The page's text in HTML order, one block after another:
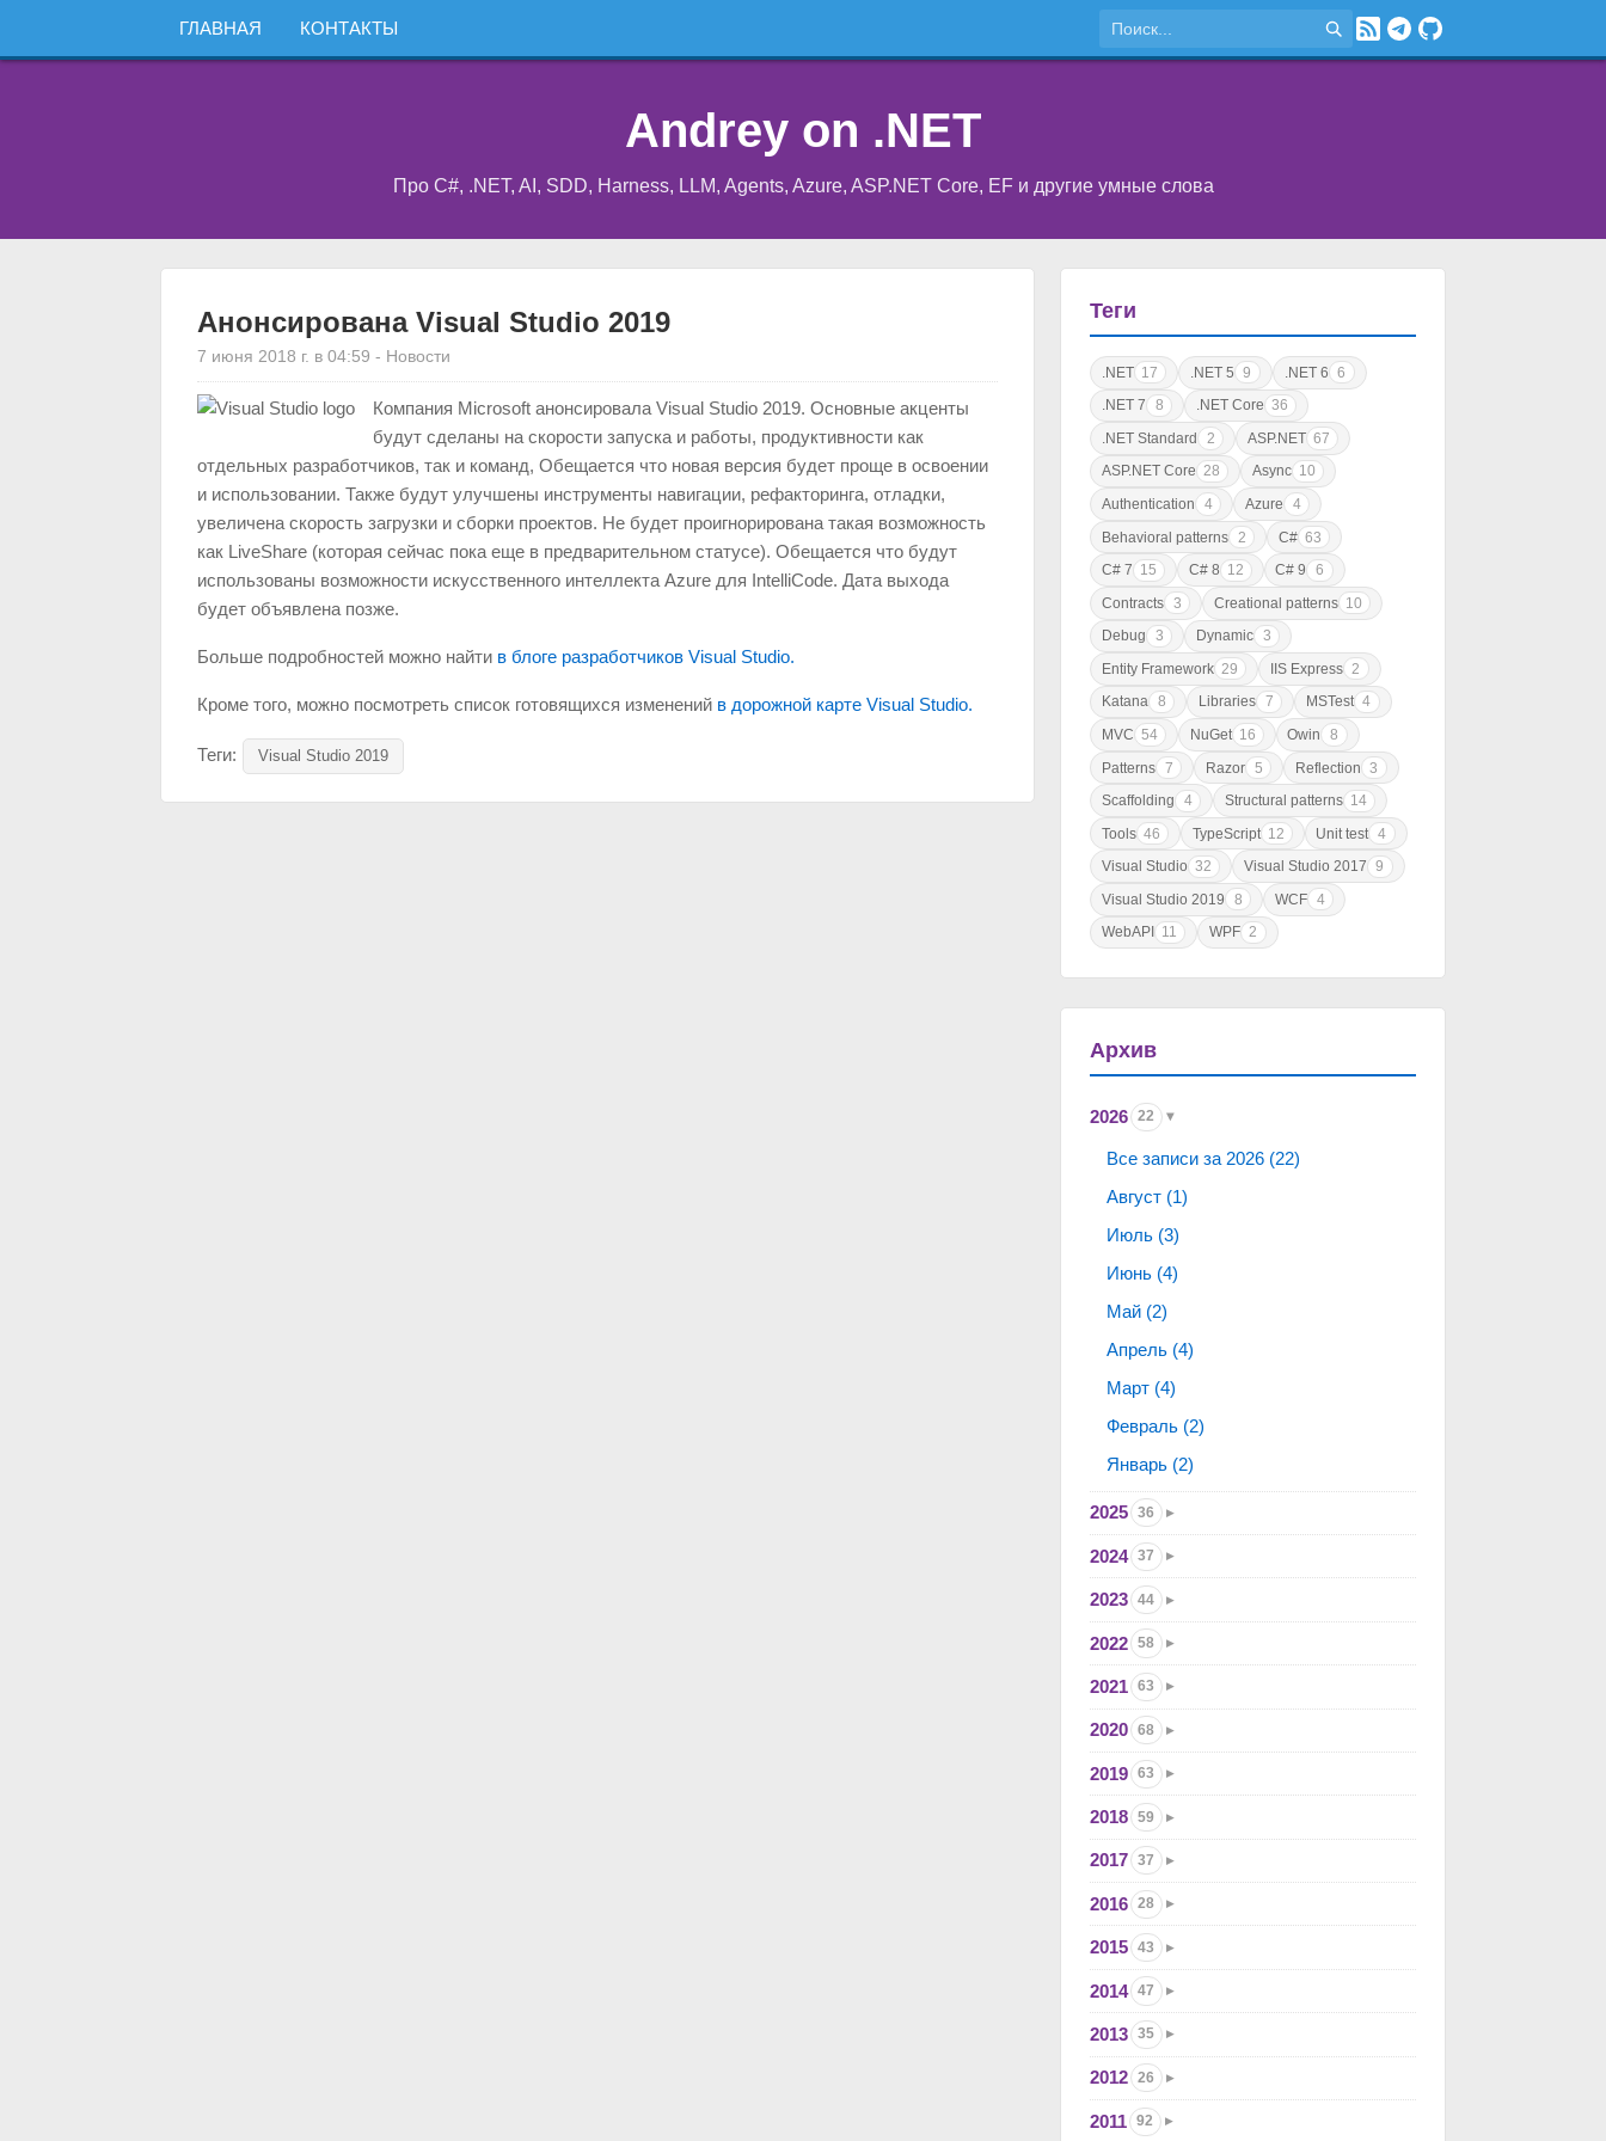
ГЛАВНАЯ КОНТАКТЫ
Andrey on .NET
Про C#, .NET, AI, SDD, Harness, LLM, Agents, Azure, ASP.NET Core, EF и другие умные слова
Анонсирована Visual Studio 2019
7 июня 2018 г. в 04:59 - Новости
Компания Microsoft анонсировала Visual Studio 2019. Основные акценты
будут сделаны на скорости запуска и работы, продуктивности как
отдельных разработчиков, так и команд, Обещается что новая версия будет проще в освоении
и использовании. Также будут улучшены инструменты навигации, рефакторинга, отладки,
увеличена скорость загрузки и сборки проектов. Не будет проигнорирована такая возможность
как LiveShare (которая сейчас пока еще в предварительном статусе). Обещается что будут
использованы возможности искусственного интеллекта Azure для IntelliCode. Дата выхода
будет объявлена позже.
Больше подробностей можно найти в блоге разработчиков Visual Studio.
Кроме того, можно посмотреть список готовящихся изменений в дорожной карте Visual Studio.
Теги: Visual Studio 2019
Теги
.NET 17 .NET 5 9 .NET 6 6
.NET 7
8 .NET Core 36
.NET Standard
2 ASP.NET 67
ASP.NET Core 28 Async 10
Authentication
4 Azure
4
Behavioral patterns
2 C# 63
C# 7 15 C# 8 12 C# 9
6
Contracts 3 Creational patterns 10
Debug
3 Dynamic 3
Entity Framework 29 IIS Express 2
Katana 8 Libraries 7 MSTest 4
MVC 54 NuGet 16 Owin
8
Patterns 7 Razor 5 Reflection
3
Scaffolding
4 Structural patterns 14
Tools 46 TypeScript 12 Unit test 4
Visual Studio 32 Visual Studio 2017 9
Visual Studio 2019
8 WCF 4
WebAPI
11 WPF 2
Архив
2026 22
Все записи за 2026 (22)
Август (1)
Июль (3)
Июнь (4)
Май (2)
Апрель (4)
Март (4)
Февраль (2)
Январь (2)
2025 36
2024 37
2023 44
2022 58
2021 63
2020 68
2019 63
2018 59
2017 37
2016 28
2015 43
2014 47
2013 35
2012 26
2011 92